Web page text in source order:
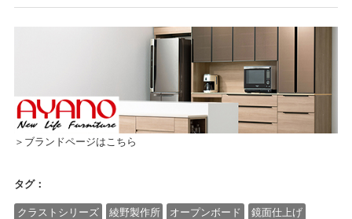
＞ブランドページはこちら
タグ：
クラストシリーズ 綾野製作所 オープンボード 鏡面仕上げ